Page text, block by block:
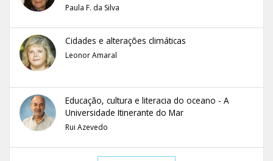
Paula F. da Silva
Cidades e alterações climáticas
Leonor Amaral
Educação, cultura e literacia do oceano - A
Universidade Itinerante do Mar
Rui Azevedo